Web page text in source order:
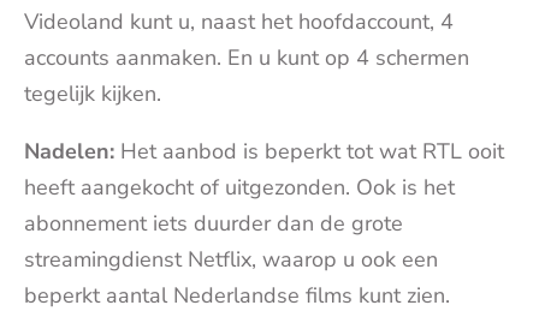
Videoland kunt u, naast het hoofdaccount, 4
accounts aanmaken. En u kunt op 4 schermen
tegelijk kijken.
Nadelen: Het aanbod is beperkt tot wat RTL ooit
heeft aangekocht of uitgezonden. Ook is het
abonnement iets duurder dan de grote
streamingdienst Netflix, waarop u ook een
beperkt aantal Nederlandse films kunt zien.